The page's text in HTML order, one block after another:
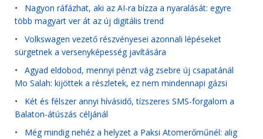
• Nagyon ráfázhat, aki az AI-ra bízza a nyaralását: egyre
több magyart ver át az új digitális trend
• Volkswagen vezető részvényesei azonnali lépéseket
sürgetnek a versenyképesség javítására
• Agyad eldobod, mennyi pénzt vág zsebre új csapatánál
Mo Salah: kijöttek a részletek, ez nem mindennapi gázsi
• Két és félszer annyi hívásidő, tízszeres SMS-forgalom a
Balaton-átúszás céljánál
• Még mindig nehéz a helyzet a Paksi Atomerőműnél: alig